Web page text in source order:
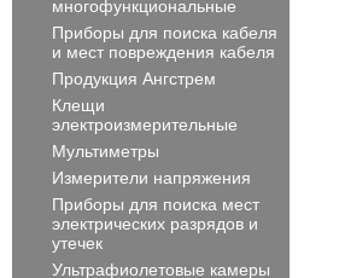
многофункциональные
Приборы для поиска кабеля
и мест повреждения кабеля
Продукция Ангстрем
Клещи
электроизмерительные
Мультиметры
Измерители напряжения
Приборы для поиска мест
электрических разрядов и
утечек
Ультрафиолетовые камеры